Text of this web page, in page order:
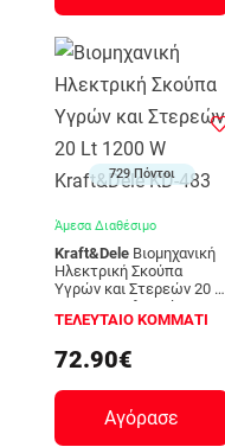
729 Πόντοι
Άμεσα Διαθέσιμο
Kraft&Dele
Ηλεκτρική Σκούπα
Υγρών και Στερεών 20 Lt
1200 W Kraft&Dele KD-
483
ΤΕΛΕΥΤΑΙΟ ΚΟΜΜΑΤΙ
72.90€
Αγόρασε